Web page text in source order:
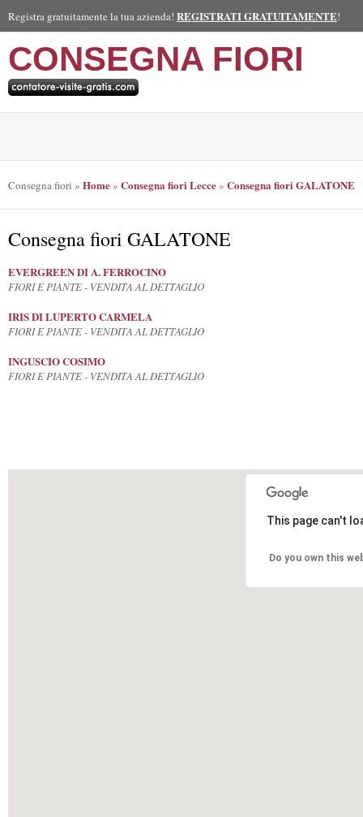
Registra gratuitamente la tua azienda! REGISTRATI GRATUITAMENTE!
CONSEGNA FIORI
Consegna fiori » Home» Consegna fiori Lecce» Consegna fiori GALATONE
Consegna fiori GALATONE
EVERGREEN DI A. FERROCINO
FIORI E PIANTE - VENDITA AL DETTAGLIO
IRIS DI LUPERTO CARMELA
FIORI E PIANTE - VENDITA AL DETTAGLIO
INGUSCIO COSIMO
FIORI E PIANTE - VENDITA AL DETTAGLIO
This page can't
Do you own this